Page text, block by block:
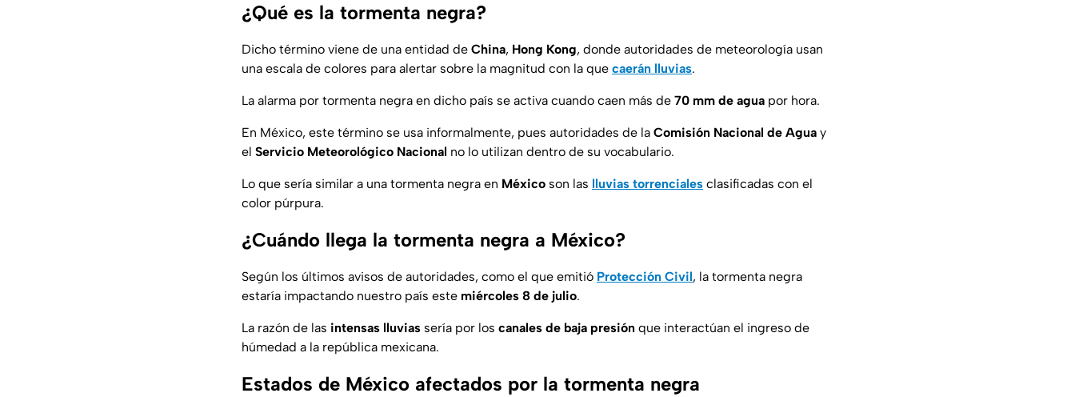
¿Qué es la tormenta negra?
Dicho término viene de una entidad de China, Hong Kong, donde autoridades de meteorología usan
una escala de colores para alertar sobre la magnitud con la que caerán lluvias.
La alarma por tormenta negra en dicho país se activa cuando caen más de 70 mm de agua por hora.
En México, este término se usa informalmente, pues autoridades de la Comisión Nacional de Agua y
el Servicio Meteorológico Nacional no lo utilizan dentro de su vocabulario.
Lo que sería similar a una tormenta negra en México son las lluvias torrenciales clasificadas con el
color púrpura.
¿Cuándo llega la tormenta negra a México?
Según los últimos avisos de autoridades, como el que emitió Protección Civil, la tormenta negra
estaría impactando nuestro país este miércoles 8 de julio.
La razón de las intensas lluvias sería por los canales de baja presión que interactúan el ingreso de
húmedad a la república mexicana.
Estados de México afectados por la tormenta negra